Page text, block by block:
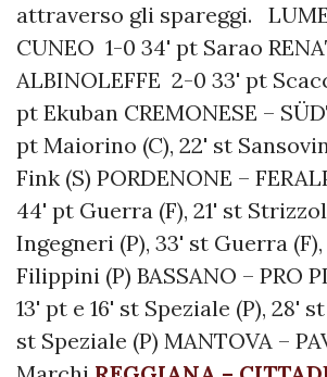
attraverso gli spareggi.
CUNEO 1-0 34' pt Sarao
ALBINOLEFFE 2-0 33' pt
pt Ekuban CREMONESE –
pt Maiorino (C), 22' st
Fink (S) PORDENONE –
44' pt Guerra (F), 21' st
Ingegneri (P), 33' st Guerra
Filippini (P) BASSANO – PRO
13' pt e 16' st Speziale (P), 28'
st Speziale (P) MANTOVA –